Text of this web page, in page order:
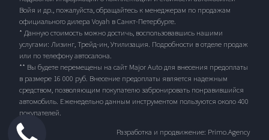
Войя и др., пожалуйста, обращайтесь к менеджерам по продажам
официального дилера Voyah в Санкт-Петербурге.
* Данную стоимость можно достичь, воспользовавшись нашими
услугами: Лизинг, Трейд-ин, Утилизация. Подробности в отделе продаж
или по телефону автосалона.
** Вы будете перемещены на сайт Major Auto для внесения предоплаты
в размере 16 000 руб. Внесение предоплаты является надежным
средством, позволяющим покупателю забронировать понравившийся
автомобиль. Еженедельно данным инструментом пользуются около 400
покупателей.
Разработка и продвижение: Primo.Agency